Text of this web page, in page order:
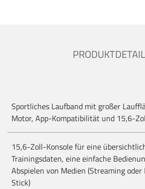
Sportliches Laufband mit großer
Motor, App-Kompatibilität und 15,6-
15,6-Zoll-Konsole für eine
Trainingsdaten, eine einfache
Abspielen von Medien (Streaming oder
Stick)